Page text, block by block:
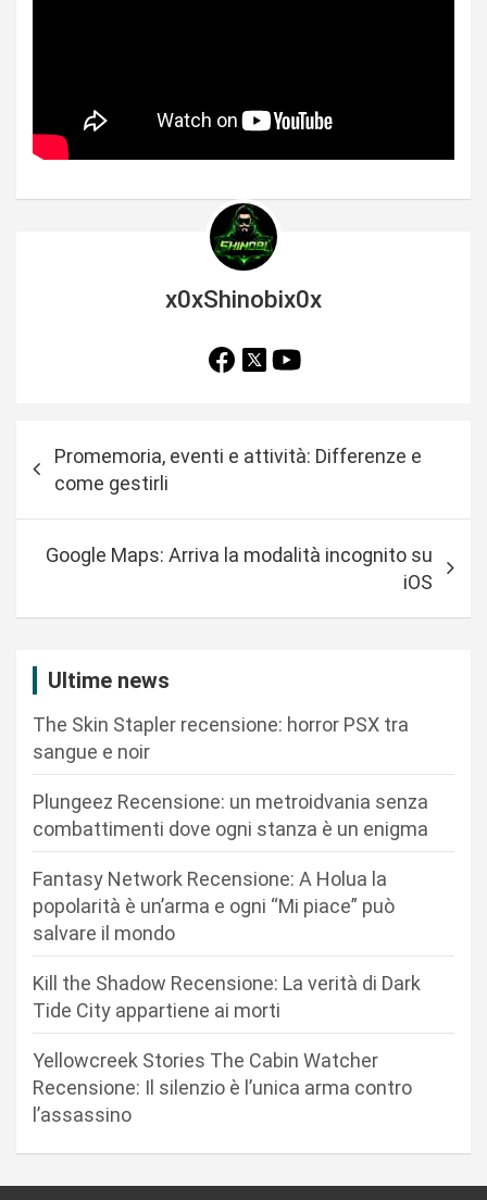
x0xShinobix0x
a
Promemoria, eventi e attività: Differenze e
come gestirli
Google Maps: Arriva la modalità incognito su
iOS
Ultime news
The Skin Stapler recensione: horror PSX tra
sangue e noir
Plungeez Recensione: un metroidvania senza
combattimenti dove ogni stanza è un enigma
Fantasy Network Recensione: A Holua la
popolarità è un’arma e ogni “Mi piace” può
salvare il mondo
Kill the Shadow Recensione: La verità di Dark
Tide City appartiene ai morti
Yellowcreek Stories The Cabin Watcher
Recensione: Il silenzio è l’unica arma contro
l’assassino